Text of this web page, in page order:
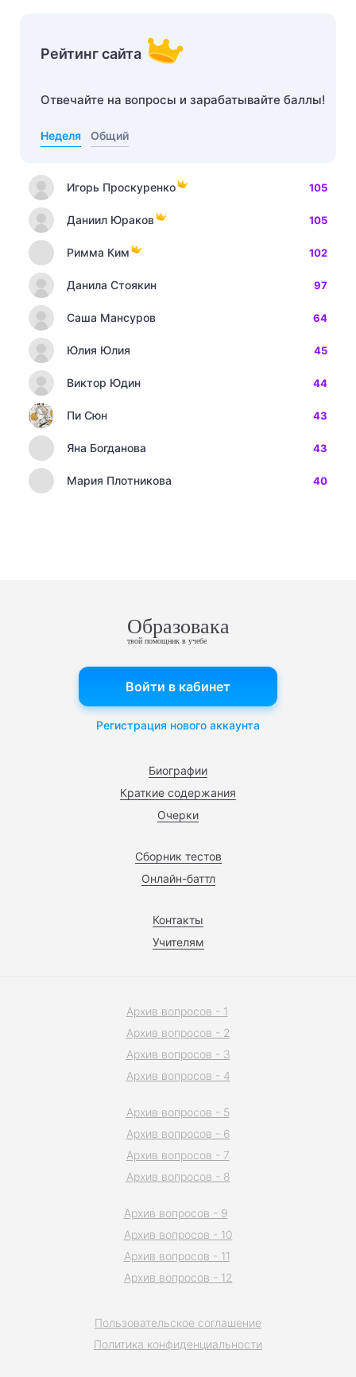
Рейтинг сайта
Отвечайте на вопросы и зарабатывайте баллы!
Неделя Общий
Игорь Проскуренко 105
Даниил Юраков 105
Римма Ким 102
Данила Стоякин 97
Саша Мансуров 64
Юлия Юлия 45
Виктор Юдин 44
Пи Сюн 43
Яна Богданова 43
Мария Плотникова 40
Образовака
твой помощник в учебе
Биографии
Краткие содержания
Очерки
Сборник тестов
Онлайн-баттл
Контакты
Учителям
Войти в кабинет
Регистрация нового аккаунта
Пользовательское соглашение
Политика конфиденциальности
Архив вопросов - 1
Архив вопросов - 2
Архив вопросов - 3
Архив вопросов - 4
Архив вопросов - 5
Архив вопросов - 6
Архив вопросов - 7
Архив вопросов - 8
Архив вопросов - 9
Архив вопросов - 10
Архив вопросов - 11
Архив вопросов - 12